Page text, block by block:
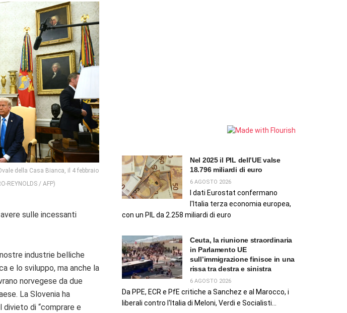
della Casa Bianca, il 4 febbraio
REYNOLDS / AFP)
sulle incessanti
industrie belliche
e lo sviluppo, ma anche la
norvegese da due
La Slovenia ha
divieto di “comprare e
Nel 2025 il PIL dell’UE valse
18.796 miliardi di euro
6 AGOSTO 2026
I dati Eurostat confermano
l'Italia terza economia europea,
con un PIL da 2.258 miliardi di euro
Ceuta, la riunione straordinaria
in Parlamento UE
sull’immigrazione finisce in una
rissa tra destra e sinistra
6 AGOSTO 2026
Da PPE, ECR e PfE critiche a Sanchez e al Marocco, i
liberali contro l'Italia di Meloni, Verdi e Socialisti...